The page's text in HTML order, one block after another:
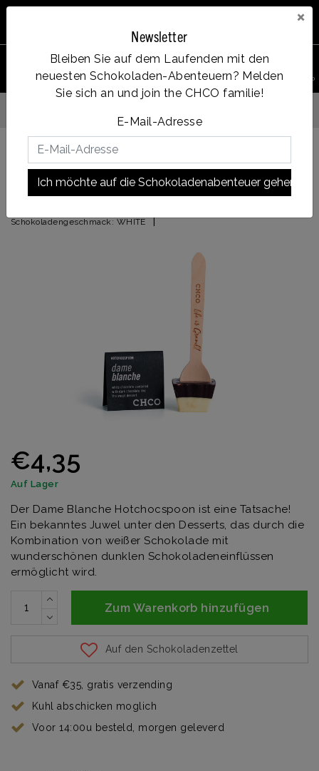
×
Newsletter
Bleiben Sie auf dem Laufenden mit den
neuesten Schokoladen-Abenteuern? Melden
Sie sich an und join the CHCO familie!
E-Mail-Adresse
Ich möchte auf die Schokoladenabenteuer gehen!
Zurück zu START|Dame Blanche
Dame Blanche
Schokoladengeschmack: WHITE |
€4,35
Auf Lager
Der Dame Blanche Hotchocspoon ist eine Tatsache!
Ein bekanntes Juwel unter den Desserts, das durch die
Kombination von weißer Schokolade mit
wunderschönen dunklen Schokoladeneinflüssen
ermöglicht wird.
Zum Warenkorb hinzufügen
Auf den Schokoladenzettel
Vanaf €35, gratis verzending
Kuhl abschicken moglich
Voor 14:00u besteld, morgen geleverd
PRODUKT
SUCHEN
Account Menu Wunschzettel Ihr Warenkorb